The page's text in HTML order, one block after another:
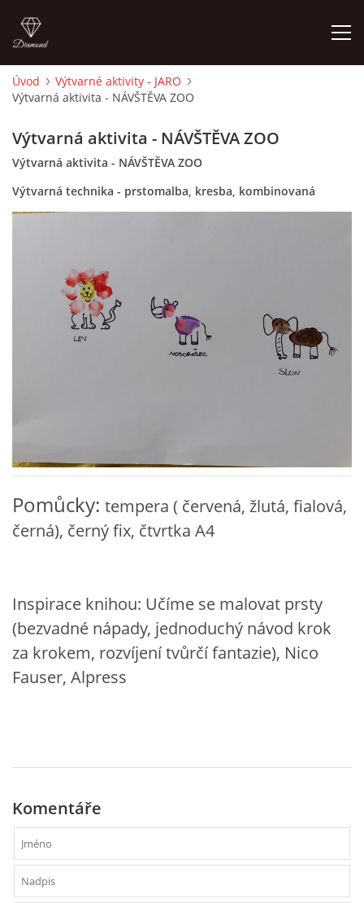
ÚVOD
O MĚ
FOTOALBUM
NOVINKY ZE ŠKOLSTVÍ 2025
ROČNÍ PLÁN - INSPIRACE /DLE NOVÉHO RVP PV 2025
VZDĚLÁVACÍ BLOK LISTOPAD
VZDĚLÁVACÍ BLOK PROSINEC
VZDĚLÁVACÍ BLOK LEDEN
VZDĚLÁVACÍ BLOK ÚNOR
VÝTVARNÉ POMŮCKY
VÝTVARNÉ AKTIVITY - JARO
Úvod
Výtvarné aktivity - JARO
Výtvarná aktivita - NÁVŠTĚVA ZOO
Výtvarná aktivita - NÁVŠTĚVA ZOO
Výtvarná aktivita - NÁVŠTĚVA ZOO
Výtvarná technika - prstomalba, kresba, kombinovaná
Pomůcky: tempera ( červená, žlutá, fialová,
černá), černý fix, čtvrtka A4
Inspirace knihou: Učíme se malovat prsty
(bezvadné nápady, jednoduchý návod krok
za krokem, rozvíjení tvůrčí fantazie), Nico
Fauser, Alpress
Komentáře